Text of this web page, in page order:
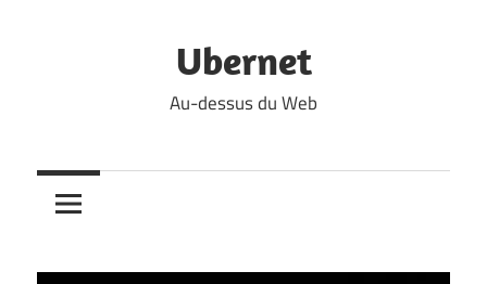
Ubernet
Au-dessus du Web